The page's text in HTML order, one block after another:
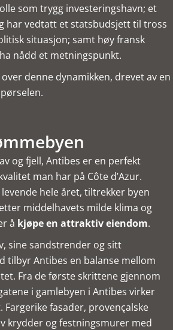
som trygg investeringshavn; et
har vedtatt et statsbudsjett til tross
situasjon; samt høy fransk
nådd et metningspunkt.
denne dynamikken, drevet av en
og fjell, Antibes er en perfekt
man har på Côte d’Azur.
hele året, tiltrekker byen
middelhavets milde klima og
å kjøpe en attraktiv eiendom.
sine sandstrender og sitt
tilbyr Antibes en balanse mellom
Fra de første skrittene gjennom
i gamlebyen i Antibes virker
fasader, provençalske
krydder og festningsmurer med